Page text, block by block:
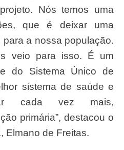
Nós temos uma
que é deixar uma
a nossa população.
veio para isso. É um
do Sistema Único de
sistema de saúde e
cada vez mais,
primária”, destacou o
Elmano de Freitas.